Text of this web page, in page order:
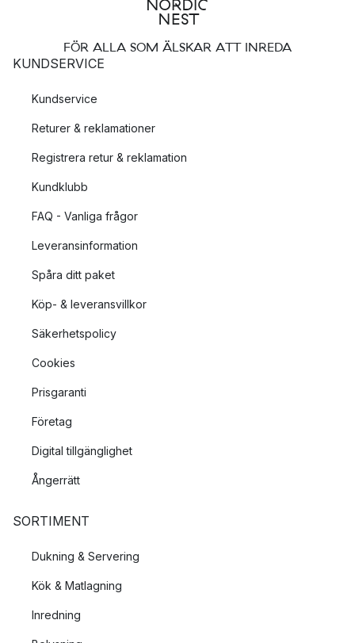
FÖR ALLA SOM ÄLSKAR ATT INREDA
KUNDSERVICE
Kundservice
Returer & reklamationer
Registrera retur & reklamation
Kundklubb
FAQ - Vanliga frågor
Leveransinformation
Spåra ditt paket
Köp- & leveransvillkor
Säkerhetspolicy
Cookies
Prisgaranti
Företag
Digital tillgänglighet
Ångerrätt
SORTIMENT
Dukning & Servering
Kök & Matlagning
Inredning